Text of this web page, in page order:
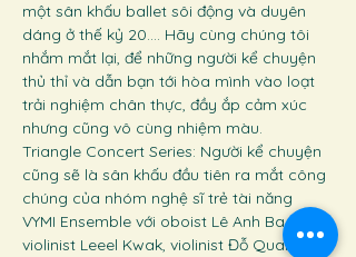
một sân khấu ballet sôi động và duyên
dáng ở thế kỷ 20.... Hãy cùng chúng tôi
nhắm mắt lại, để những người kể chuyện
thủ thỉ và dẫn bạn tới hòa mình vào loạt
trải nghiệm chân thực, đầy ắp cảm xúc
nhưng cũng vô cùng nhiệm màu.
Triangle Concert Series: Người kể chuyện
cũng sẽ là sân khấu đầu tiên ra mắt công
chúng của nhóm nghệ sĩ trẻ tài năng
VYMI Ensemble với oboist Lê Anh Ba,
violinist Leeel Kwak, violinist Đỗ Quang